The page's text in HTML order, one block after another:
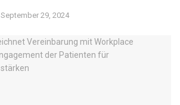
September 29, 2024